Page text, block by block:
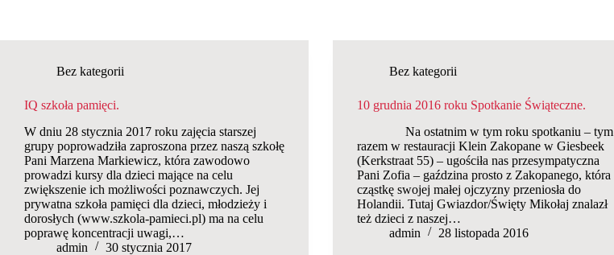
Bez kategorii
IQ szkoła pamięci.
W dniu 28 stycznia 2017 roku zajęcia starszej
grupy poprowadziła zaproszona przez naszą szkołę
Pani Marzena Markiewicz, która zawodowo
prowadzi kursy dla dzieci mające na celu
zwiększenie ich możliwości poznawczych. Jej
prywatna szkoła pamięci dla dzieci, młodzieży i
dorosłych (www.szkola-pamieci.pl) ma na celu
poprawę koncentracji uwagi,…
admin
30 stycznia 2017
Bez kategorii
10 grudnia 2016 roku Spotkanie Świąteczne.
Na ostatnim w tym roku spotkaniu – tym
razem w restauracji Klein Zakopane w Giesbeek
(Kerkstraat 55) – ugościła nas przesympatyczna
Pani Zofia – gaździna prosto z Zakopanego, która
cząstkę swojej małej ojczyzny przeniosła do
Holandii. Tutaj Gwiazdor/Święty Mikołaj znalazł
też dzieci z naszej…
admin
28 listopada 2016